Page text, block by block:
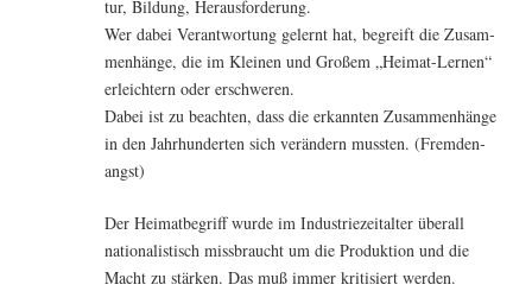
tur, Bil­dung, Herausforderung.
Wer dabei Ver­ant­wor­tung gelernt hat, begreift die Zusam­
men­hän­ge, die im Klei­nen und Gro­ßem „Hei­mat-Ler­nen“
erleich­tern oder erschweren.
Dabei ist zu beach­ten, dass die erkann­ten Zusam­men­hän­ge
in den Jahr­hun­der­ten sich ver­än­dern muss­ten. (Frem­den­
angst)
Der Hei­mat­be­griff wur­de im Indus­trie­zeit­al­ter über­all
natio­na­lis­tisch miss­braucht um die Pro­duk­ti­on und die
Macht zu stär­ken. Das muß immer kri­ti­siert werden.